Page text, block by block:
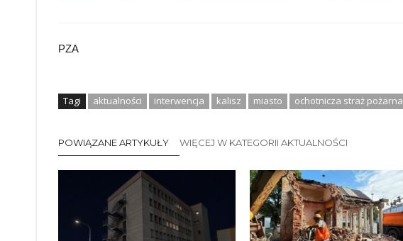
PZA
Tagi aktualności interwencja kalisz miasto ochotnicza straż pożarna
POWIĄZANE ARTYKUŁY WIĘCEJ W KATEGORII AKTUALNOŚCI